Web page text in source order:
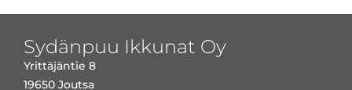
Sydänpuu Ikkunat Oy
Yrittäjäntie 8
19650 Joutsa